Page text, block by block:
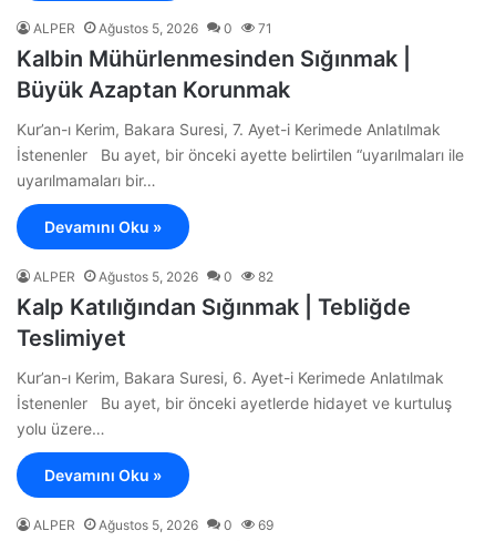
ALPER Ağustos 5, 2026 0 71
Kalbin Mühürlenmesinden Sığınmak |
Büyük Azaptan Korunmak
Kur’an-ı Kerim, Bakara Suresi, 7. Ayet-i Kerimede Anlatılmak
İstenenler Bu ayet, bir önceki ayette belirtilen “uyarılmaları ile
uyarılmamaları bir…
Devamını Oku »
ALPER Ağustos 5, 2026 0 82
Kalp Katılığından Sığınmak | Tebliğde
Teslimiyet
Kur’an-ı Kerim, Bakara Suresi, 6. Ayet-i Kerimede Anlatılmak
İstenenler Bu ayet, bir önceki ayetlerde hidayet ve kurtuluş
yolu üzere…
Devamını Oku »
ALPER Ağustos 5, 2026 0 69